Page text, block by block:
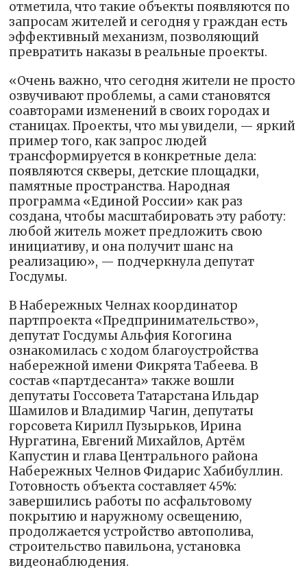
отметила, что такие объекты появляются по
запросам жителей и сегодня у граждан есть
эффективный механизм, позволяющий
превратить наказы в реальные проекты.
«Очень важно, что сегодня жители не просто
озвучивают проблемы, а сами становятся
соавторами изменений в своих городах и
станицах. Проекты, что мы увидели, — яркий
пример того, как запрос людей
трансформируется в конкретные дела:
появляются скверы, детские площадки,
памятные пространства. Народная
программа «Единой России» как раз
создана, чтобы масштабировать эту работу:
любой житель может предложить свою
инициативу, и она получит шанс на
реализацию», — подчеркнула депутат
Госдумы.
В Набережных Челнах координатор
партпроекта «Предпринимательство»,
депутат Госдумы Альфия Когогина
ознакомилась с ходом благоустройства
набережной имени Фикрята Табеева. В
состав «партдесанта» также вошли
депутаты Госсовета Татарстана Ильдар
Шамилов и Владимир Чагин, депутаты
горсовета Кирилл Пузырьков, Ирина
Нургатина, Евгений Михайлов, Артём
Капустин и глава Центрального района
Набережных Челнов Фидарис Хабибуллин.
Готовность объекта составляет 45%:
завершились работы по асфальтовому
покрытию и наружному освещению,
продолжается устройство автополива,
строительство павильона, установка
видеонаблюдения.